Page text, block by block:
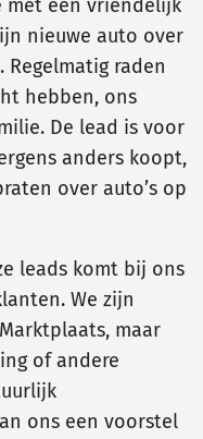
een vriendelijk
nieuwe auto over
raden
hebben, ons
De lead is voor
anders koopt,
over auto’s op
leads komt bij ons
We zijn
maar
of andere
ons een voorstel